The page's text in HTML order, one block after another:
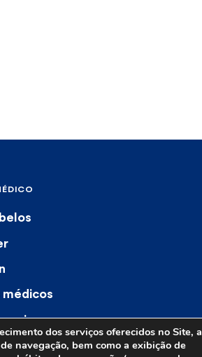
na imprensa
dos serviços oferecidos no Site, a
navegação, bem como a exibição de